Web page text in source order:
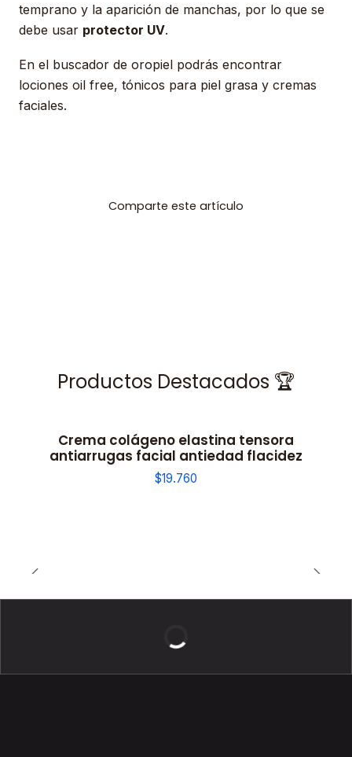
temprano y la aparición de manchas, por lo que se
debe usar protector UV.
En el buscador de oropiel podrás encontrar
lociones oil free, tónicos para piel grasa y cremas
faciales.
Comparte este artículo
Productos Destacados 🏆
Crema colágeno elastina tensora
antiarrugas facial antiedad flacidez
$19.760